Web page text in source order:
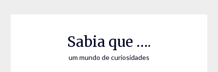
Sabia que ….
um mundo de curiosidades